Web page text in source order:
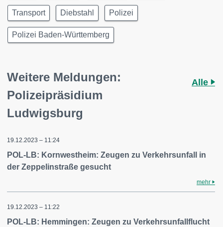
Transport Diebstahl Polizei
Polizei Baden-Württemberg
Weitere Meldungen:
Polizeipräsidium
Ludwigsburg
Alle
19.12.2023 – 11:24
POL-LB: Kornwestheim: Zeugen zu Verkehrsunfall in
der Zeppelinstraße gesucht
mehr
19.12.2023 – 11:22
POL-LB: Hemmingen: Zeugen zu Verkehrsunfallflucht